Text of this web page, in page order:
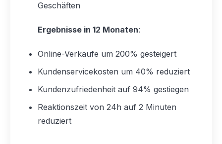
Geschäften
Ergebnisse in 12 Monaten:
Online-Verkäufe um 200% gesteigert
Kundenservicekosten um 40% reduziert
Kundenzufriedenheit auf 94% gestiegen
Reaktionszeit von 24h auf 2 Minuten
reduziert